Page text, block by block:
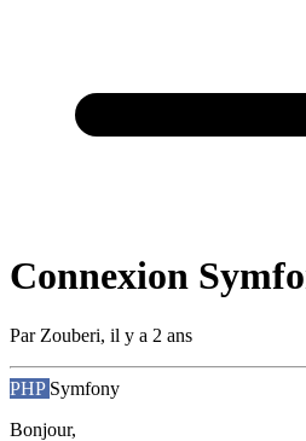
Connexion
Par Zouberi, il y a 2 ans
PHP Symfony
Bonjour,